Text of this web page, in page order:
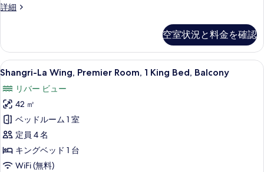
ー
ン
グ
ル
ベ
ッ
ド
2
台
詳細
Shangri-
レ
ミ
ア
ー
ム
シ
ン
グ
ル
ベ
ッ
空室状況と料金を確認
Shangri-
La
Wing, Premier
Room,
King
Bed,
Balcony
Shangri-La Wing, Premier Room, 1
8
Shangri-La Wing, Premier Room, 1 King Bed, Balcony
リバー ビュー
42 ㎡
ベッドルーム 1 室
定員 4 名
キングベッド 1 台
WiFi (無料)